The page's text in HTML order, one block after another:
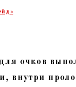
очков
внутри